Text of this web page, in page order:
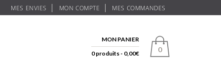
MES ENVIES MON COMPTE MES COMMANDES
MON PANIER
0
0 produits - 0,00€